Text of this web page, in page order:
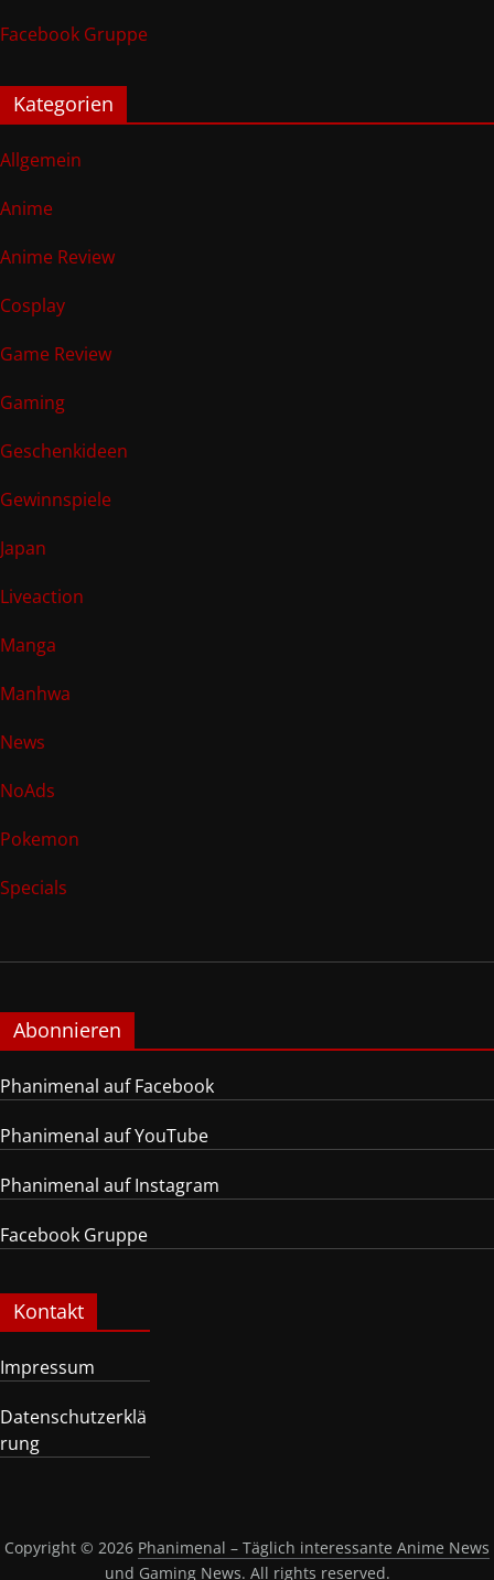
Facebook Gruppe
Kategorien
Allgemein
Anime
Anime Review
Cosplay
Game Review
Gaming
Geschenkideen
Gewinnspiele
Japan
Liveaction
Manga
Manhwa
News
NoAds
Pokemon
Specials
Abonnieren
Phanimenal auf Facebook
Phanimenal auf YouTube
Phanimenal auf Instagram
Facebook Gruppe
Kontakt
Impressum
Datenschutzerklä
rung
Copyright © 2026 Phanimenal – Täglich interessante Anime News
und Gaming News. All rights reserved.